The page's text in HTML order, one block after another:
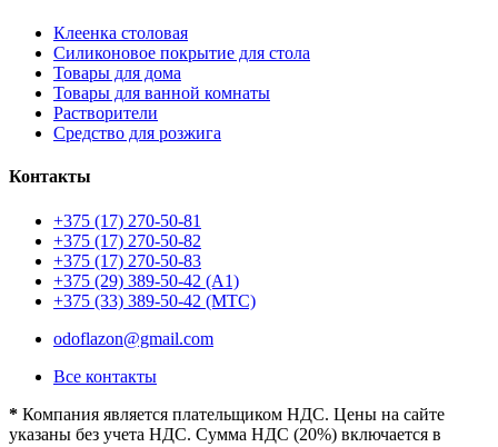
Клеенка столовая
Силиконовое покрытие для стола
Товары для дома
Товары для ванной комнаты
Растворители
Средство для розжига
Контакты
+375 (17) 270-50-81
+375 (17) 270-50-82
+375 (17) 270-50-83
+375 (29) 389-50-42 (А1)
+375 (33) 389-50-42 (МТС)
odoflazon@gmail.com
Все контакты
* Компания является плательщиком НДС. Цены на сайте
указаны без учета НДС. Сумма НДС (20%) включается в